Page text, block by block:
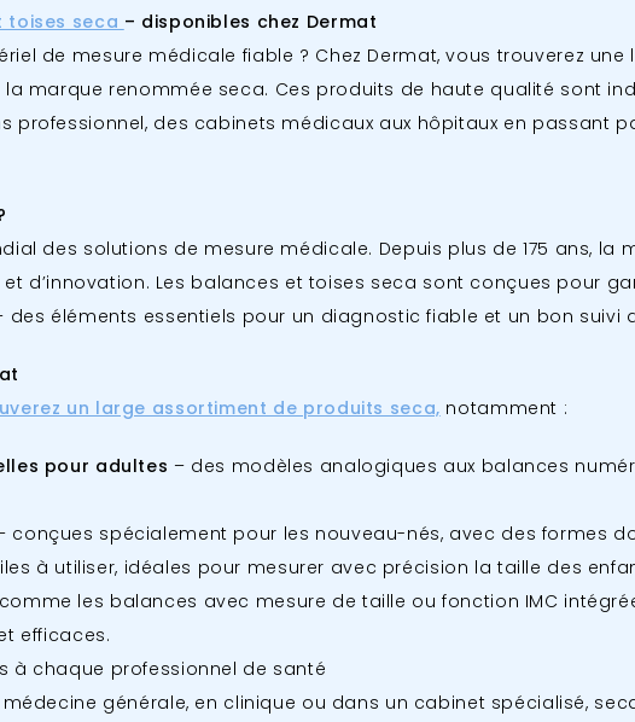
toises seca – disponibles chez Dermat
de mesure médicale fiable ? Chez Dermat, vous trouverez
marque renommée seca. Ces produits de haute qualité sont
professionnel, des cabinets médicaux aux hôpitaux en passant
des solutions de mesure médicale. Depuis plus de 175 ans, la
d’innovation. Les balances et toises seca sont conçues pour
des éléments essentiels pour un diagnostic fiable et un bon suivi
un large assortiment de produits seca, notamment :
pour adultes – des modèles analogiques aux balances
conçues spécialement pour les nouveau-nés, avec des formes
à utiliser, idéales pour mesurer avec précision la taille des
les balances avec mesure de taille ou fonction IMC
efficaces.
à chaque professionnel de santé
générale, en clinique ou dans un cabinet spécialisé,